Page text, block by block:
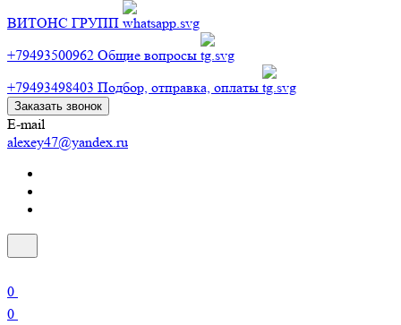
ВИТОНС ГРУПП
+79493500962 Общие вопросы
+79493498403 Подбор, отправка, оплаты
Заказать звонок
E-mail
alexey47@yandex.ru
0
0